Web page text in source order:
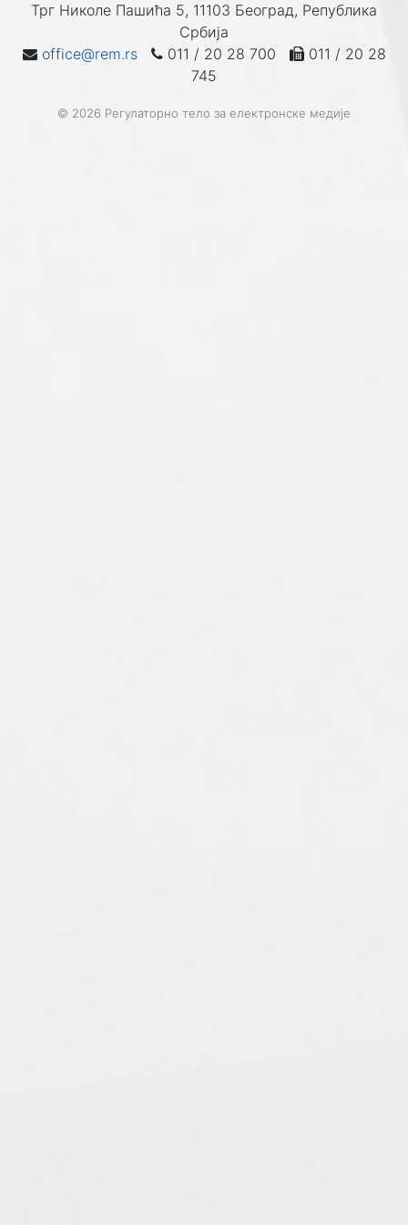
Трг Николе Пашића 5, 11103 Београд, Република
Србија
office@rem.rs
011 / 20 28 700
011 / 20 28
745
© 2026 Регулаторно тело за електронске медије